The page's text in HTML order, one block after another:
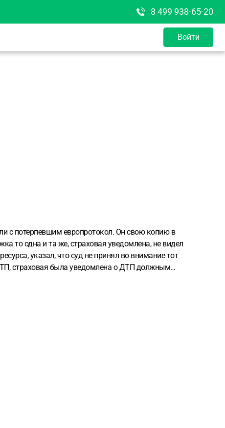
8 499 938-65-20
Войти
с потерпевшим европротокол. Он свою копию в
то одна и та же, страховая уведомлена, не видел
указал, что суд не принял во внимание тот
страховая была уведомлена о ДТП должным
Какие варианты составления апелляции
Спасибо